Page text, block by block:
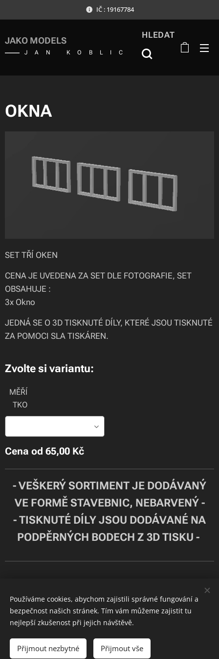
IČ : 19167784
JAKO MODELS
JAN KOBLIC
HLEDAT
OKNA
SET TŘÍ OKEN
CENA JE UVEDENA ZA SET DLE FOTOGRAFIE, SET
OBSAHUJE :
3x Okno
JEDNÁ SE O 3D TISKNUTÉ DÍLY, KTERÉ JSOU TISKNUTÉ
ZA POMOCI SLA TISKÁREN.
Zvolte si variantu:
MĚŘÍ
TKO
Cena od 65,00 Kč
Do košíku
- VEŠKERÝ SORTIMENT JE DODÁVANÝ
VE FORMĚ STAVEBNIC, NEBARVENÝ -
- TISKNUTÉ DÍLY JSOU DODÁVANÉ NA
PODPĚRNÝCH BODECH Z 3D TISKU -
JAKO MODELS Cookies
Používáme cookies, abychom zajistili správné fungování a
bezpečnost našich stránek. Tím vám můžeme zajistit tu
nejlepší zkušenost při jejich návštěvě.
Přijmout nezbytné Přijmout vše